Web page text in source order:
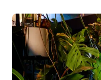
fonctionnelles et
tournages de films,
photo. Caractéristiques du studio et décors : Décor de
chambre de patient
Décor de file d'